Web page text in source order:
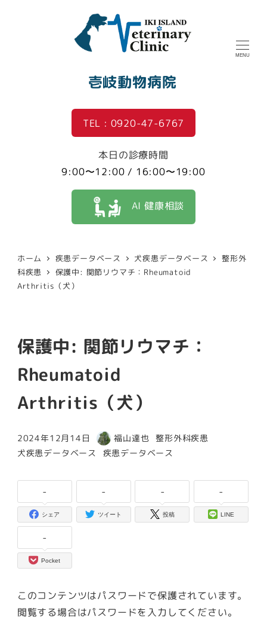
壱岐動物病院
MENU
TEL : 0920-47-6767
本日の診療時間
9:00〜12:00 / 16:00〜19:00
AI 健康相談
ホーム 疾患データベース 犬疾患データベース
整形外
科疾患
保護中: 関節リウマチ：Rheumatoid
Arthritis（犬）
保護中: 関節リウマチ：
Rheumatoid
Arthritis（犬）
投稿日
2024年12月14日
著
者
福山達也 カテゴリー
整形外科疾患
カテゴリー
犬疾患データベース カテゴリー
疾患データベース
-
シェア
-
ツイート
-
投稿
-
LINE
-
Pocket
このコンテンツはパスワードで保護されています。
閲覧する場合はパスワードを入力してください。